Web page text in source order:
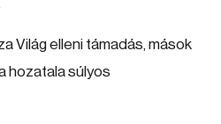
Világ elleni támadás, mások
hozatala súlyos